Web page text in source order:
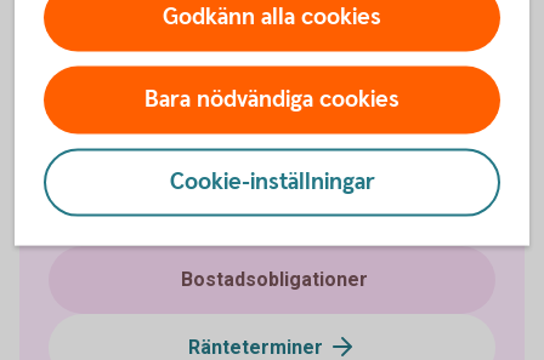
Ränteplaceringar
Företagsobligationer
Certifikat
Bostadsobligationer
Ränteterminer
Godkänn alla cookies
Bara nödvändiga cookies
Cookie-inställningar